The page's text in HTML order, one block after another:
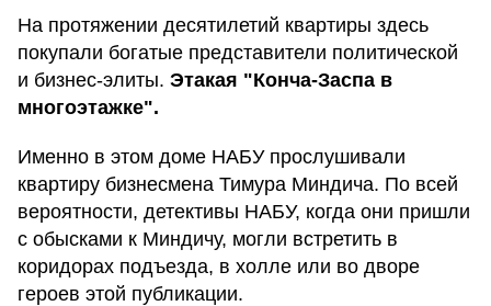
На протяжении десятилетий квартиры здесь
покупали богатые представители политической
и бизнес-элиты. Этакая "Конча-Заспа в
многоэтажке".
Именно в этом доме НАБУ прослушивали
квартиру бизнесмена Тимура Миндича. По всей
вероятности, детективы НАБУ, когда они пришли
с обысками к Миндичу, могли встретить в
коридорах подъезда, в холле или во дворе
героев этой публикации.